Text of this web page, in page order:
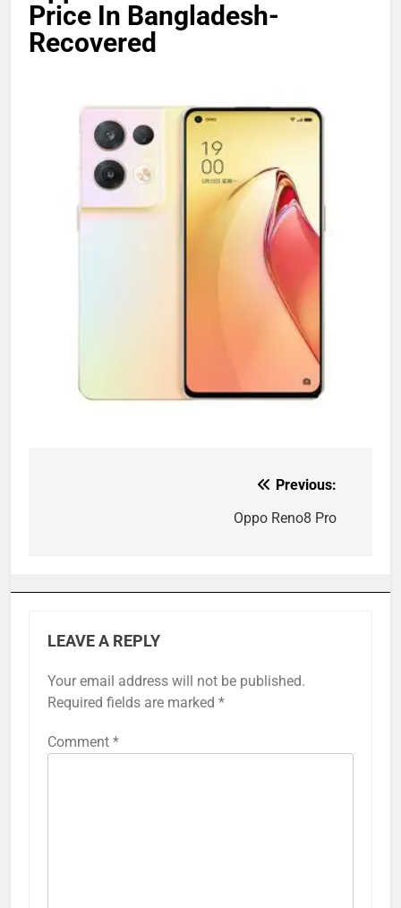
Price In Bangladesh-
Recovered
Previous:
Oppo Reno8 Pro
LEAVE A REPLY
Your email address will not be published.
Required fields are marked *
Comment *